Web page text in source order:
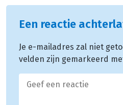
Een reactie
Je e-mailadres zal niet
velden zijn gemarkeerd